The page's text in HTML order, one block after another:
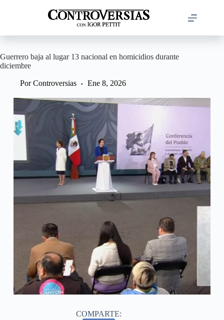
Guerrero baja al lugar 13 nacional en homicidios durante
diciembre
Por Controversias Ene 8, 2026
COMPARTE: